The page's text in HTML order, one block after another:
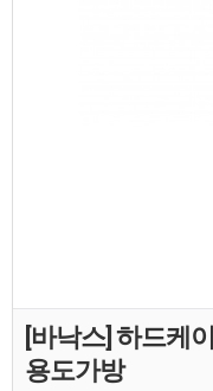
[바낙스] 하드케
용도가방